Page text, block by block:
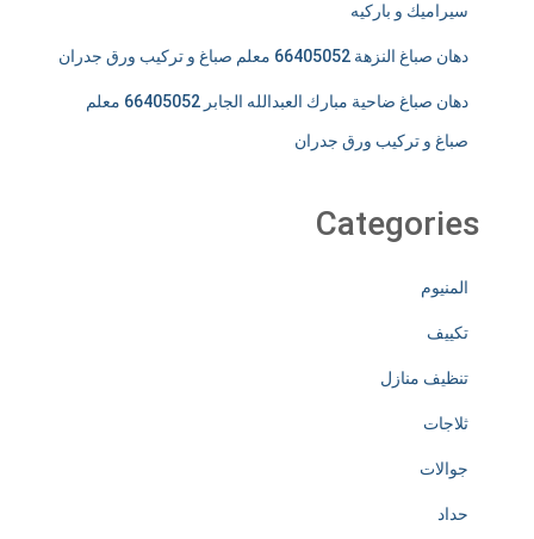
سيراميك و باركيه
دهان صباغ النزهة 66405052 معلم صباغ و تركيب ورق جدران
دهان صباغ ضاحية مبارك العبدالله الجابر 66405052 معلم
صباغ و تركيب ورق جدران
Categories
المنيوم
تكييف
تنظيف منازل
ثلاجات
جوالات
حداد